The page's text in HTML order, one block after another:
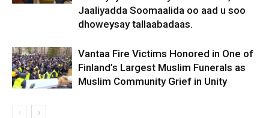
Jaaliyadda Soomaalida oo aad u soo
dhoweysay tallaabadaas.
Vantaa Fire Victims Honored in One of
Finland’s Largest Muslim Funerals as
Muslim Community Grief in Unity